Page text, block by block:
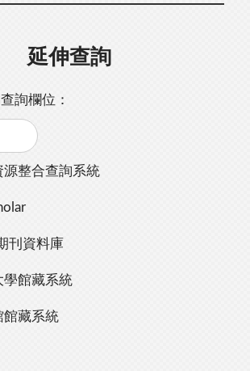
延伸查詢
詢欄位：
源整合查詢系統
刊資料庫
學館藏系統
館藏系統